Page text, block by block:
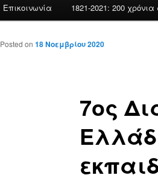
Επικοινωνία 1821-2021: 200
7ος
Posted on 18 Νοεμβρίου 2020